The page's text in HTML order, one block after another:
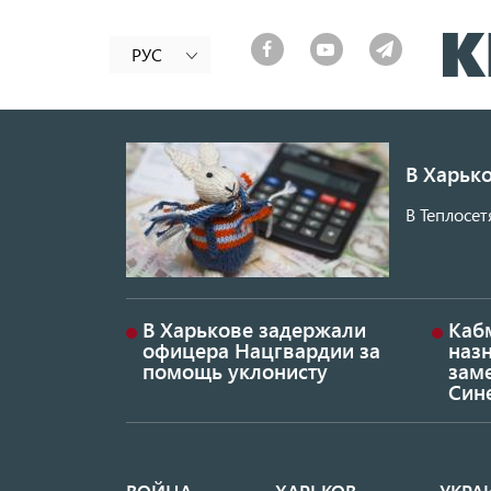
РУС
В
В
В Харькове задержали
офицера Нацгвардии за
помощь уклонисту